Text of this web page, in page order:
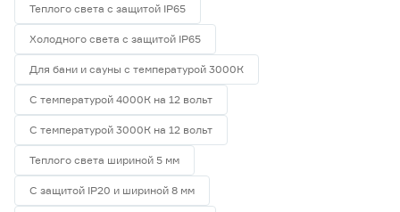
Теплого света с защитой IP65
Холодного света с защитой IP65
Для бани и сауны с температурой 3000К
С температурой 4000К на 12 вольт
С температурой 3000К на 12 вольт
Теплого света шириной 5 мм
С защитой IP20 и шириной 8 мм